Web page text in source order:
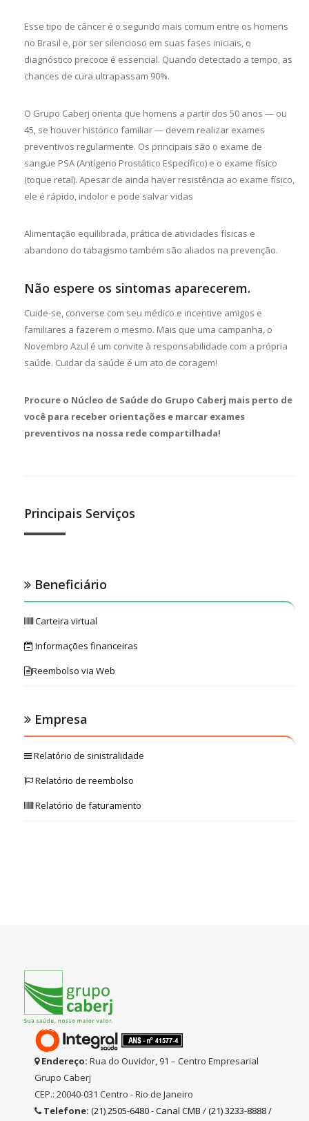
Esse tipo de câncer é o segundo mais comum entre os homens
no Brasil e, por ser silencioso em suas fases iniciais, o
diagnóstico precoce é essencial. Quando detectado a tempo, as
chances de cura ultrapassam 90%.
O Grupo Caberj orienta que homens a partir dos 50 anos — ou
45, se houver histórico familiar — devem realizar exames
preventivos regularmente. Os principais são o exame de
sangue PSA (Antígeno Prostático Específico) e o exame físico
(toque retal). Apesar de ainda haver resistência ao exame físico,
ele é rápido, indolor e pode salvar vidas
Alimentação equilibrada, prática de atividades físicas e
abandono do tabagismo também são aliados na prevenção.
Não espere os sintomas aparecerem.
Cuide-se, converse com seu médico e incentive amigos e
familiares a fazerem o mesmo. Mais que uma campanha, o
Novembro Azul é um convite à responsabilidade com a própria
saúde. Cuidar da saúde é um ato de coragem!
Procure o Núcleo de Saúde do Grupo Caberj mais perto de
você para receber orientações e marcar exames
preventivos na nossa rede compartilhada!
Principais Serviços
Beneficiário
Carteira virtual
Informações financeiras
Reembolso via Web
Empresa
Relatório de sinistralidade
Relatório de reembolso
Relatório de faturamento
Endereço: Rua do Ouvidor, 91 – Centro Empresarial
Grupo Caberj
CEP.: 20040-031 Centro - Rio de Janeiro
Telefone: (21) 2505-6480 - Canal CMB /(21) 3233-8888 /